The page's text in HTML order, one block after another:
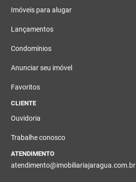
Imóveis para alugar
Lançamentos
Condomínios
Anunciar seu imóvel
Favoritos
CLIENTE
Ouvidoria
Trabalhe conosco
ATENDIMENTO
atendimento@imobiliariajaragua.com.br